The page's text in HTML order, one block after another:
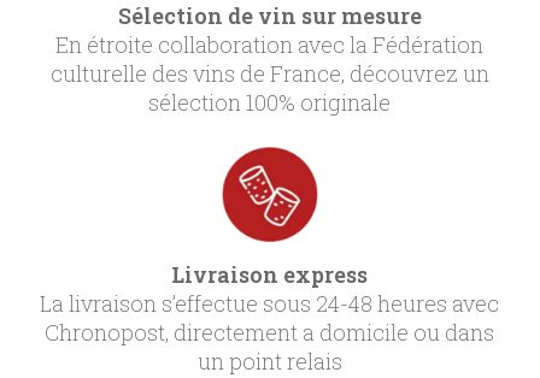
Sélection de vin sur mesure
En étroite collaboration avec la Fédération
culturelle des vins de France, découvrez un
sélection 100% originale
Livraison express
La livraison s’effectue sous 24-48 heures avec
Chronopost, directement a domicile ou dans
un point relais